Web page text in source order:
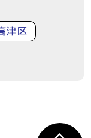
津区